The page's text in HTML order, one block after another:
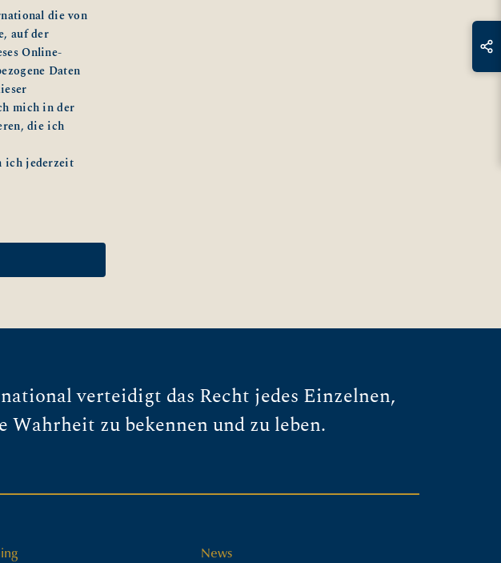
die von
auf der
Online-
Daten
mich in der
die ich
ich jederzeit
verteidigt das Recht jedes Einzelnen,
Wahrheit zu bekennen und zu leben.
News